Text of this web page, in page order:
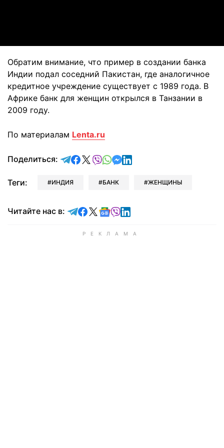
Обратим внимание, что пример в создании банка
Индии подал соседний Пакистан, где аналогичное
кредитное учреждение существует с 1989 года. В
Африке банк для женщин открылся в Танзании в
2009 году.
По материалам Lenta.ru
Поделиться: отправить в Telegram
поделиться в Facebook
поделиться в X
отправить в Viber
отправить в Whatsapp
отправить в Messenger
отправить в LinkedIn
Теги: ИНДИЯ БАНК ЖЕНЩИНЫ
Читайте нас в: Читайте в Telegram
Читайте в Facebook
Читайте в X
Читайте в Google news
Читайте в Viber
Читайте в LinkedIn